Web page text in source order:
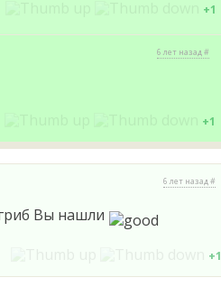
+1
6 лет назад #
+1
6 лет назад #
Вы нашли
+1